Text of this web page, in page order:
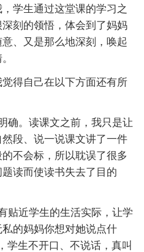
学生通过这堂课的学习之
刻的领悟，体会到了妈妈
、又是那么地深刻，唤起
得自己在以下方面还有所
确。读课文之前，我只是让
段、说一说课文讲了一件
不会标，所以耽误了很多
读而使读书失去了目的
贴近学生的生活实际，让学
的妈妈你想对她说点什
学生不开口、不说话，真叫